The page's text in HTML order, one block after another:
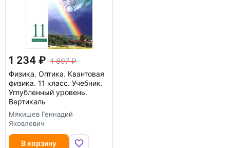
1 234
1 897
Физика. Оптика. Квантовая
физика. 11 класс. Учебник.
Углубленный уровень.
Вертикаль
Мякишев Геннадий
Яковлевич
В корзину